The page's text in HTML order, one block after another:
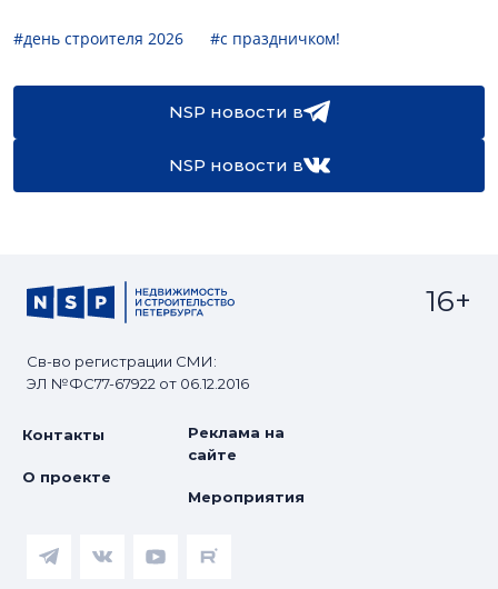
#день строителя 2026 #с праздничком!
NSP новости в
NSP новости в
Св-во регистрации СМИ:
ЭЛ №ФС77-67922 от 06.12.2016
16+
Контакты
О проекте
Реклама на
сайте
Мероприятия